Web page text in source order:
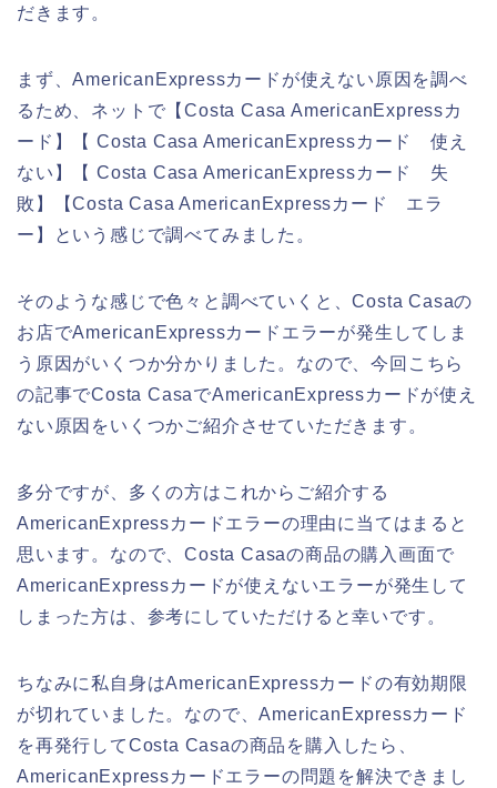
だきます。
まず、AmericanExpressカードが使えない原因を調べ
るため、ネットで【Costa Casa AmericanExpressカ
ード】【 Costa Casa AmericanExpressカード 使え
ない】【 Costa Casa AmericanExpressカード 失
敗】【Costa Casa AmericanExpressカード エラ
ー】という感じで調べてみました。
そのような感じで色々と調べていくと、Costa Casaの
お店でAmericanExpressカードエラーが発生してしま
う原因がいくつか分かりました。なので、今回こちら
の記事でCosta CasaでAmericanExpressカードが使え
ない原因をいくつかご紹介させていただきます。
多分ですが、多くの方はこれからご紹介する
AmericanExpressカードエラーの理由に当てはまると
思います。なので、Costa Casaの商品の購入画面で
AmericanExpressカードが使えないエラーが発生して
しまった方は、参考にしていただけると幸いです。
ちなみに私自身はAmericanExpressカードの有効期限
が切れていました。なので、AmericanExpressカード
を再発行してCosta Casaの商品を購入したら、
AmericanExpressカードエラーの問題を解決できまし